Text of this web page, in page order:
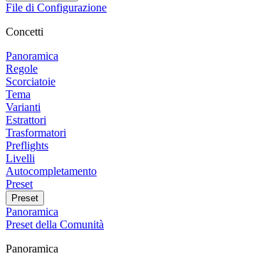
File di Configurazione
Concetti
Panoramica
Regole
Scorciatoie
Tema
Varianti
Estrattori
Trasformatori
Preflights
Livelli
Autocompletamento
Preset
Preset
Panoramica
Preset della Comunità
Panoramica